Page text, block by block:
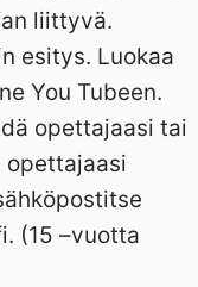
liittyvä.
esitys. Luokaa
You Tubeen.
opettajaasi tai
opettajaasi
(15 –vuotta